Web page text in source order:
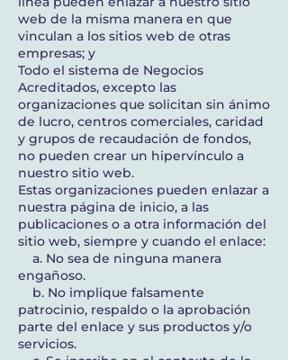
web de la misma manera en que
vinculan a los sitios web de otras
empresas; y
Todo el sistema de Negocios
Acreditados, excepto las
organizaciones que solicitan sin ánimo
de lucro, centros comerciales, caridad
y grupos de recaudación de fondos,
no pueden crear un hipervínculo a
nuestro sitio web.
Estas organizaciones pueden enlazar a
nuestra página de inicio, a las
publicaciones o a otra información del
sitio web, siempre y cuando el enlace:
a. No sea de ninguna manera
engañoso.
b. No implique falsamente
patrocinio, respaldo o la aprobación
parte del enlace y sus productos y/o
servicios.